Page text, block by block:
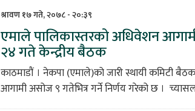
श्रावण १७ गते, २०७८ - २०:३९
एमाले पालिकास्तरको अधिवेशन
२४ गते केन्द्रीय बैठक
काठमाडौं । नेकपा (एमाले)को जारी स्थायी कमिटी
आगामी असोज ९ गतेभित्र गर्ने निर्णय गरेको छ ।